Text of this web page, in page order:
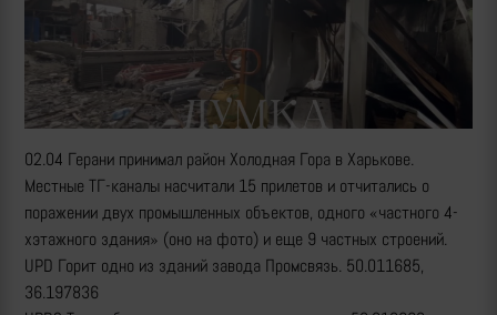
02.04 Герани принимал район Холодная Гора в Харькове.
Местные ТГ-каналы насчитали 15 прилетов и отчитались о
поражении двух промышленных объектов, одного «частного 4-
хэтажного здания» (оно на фото) и еще 9 частных строений.
UPD Горит одно из зданий завода Промсвязь. 50.011685,
36.197836